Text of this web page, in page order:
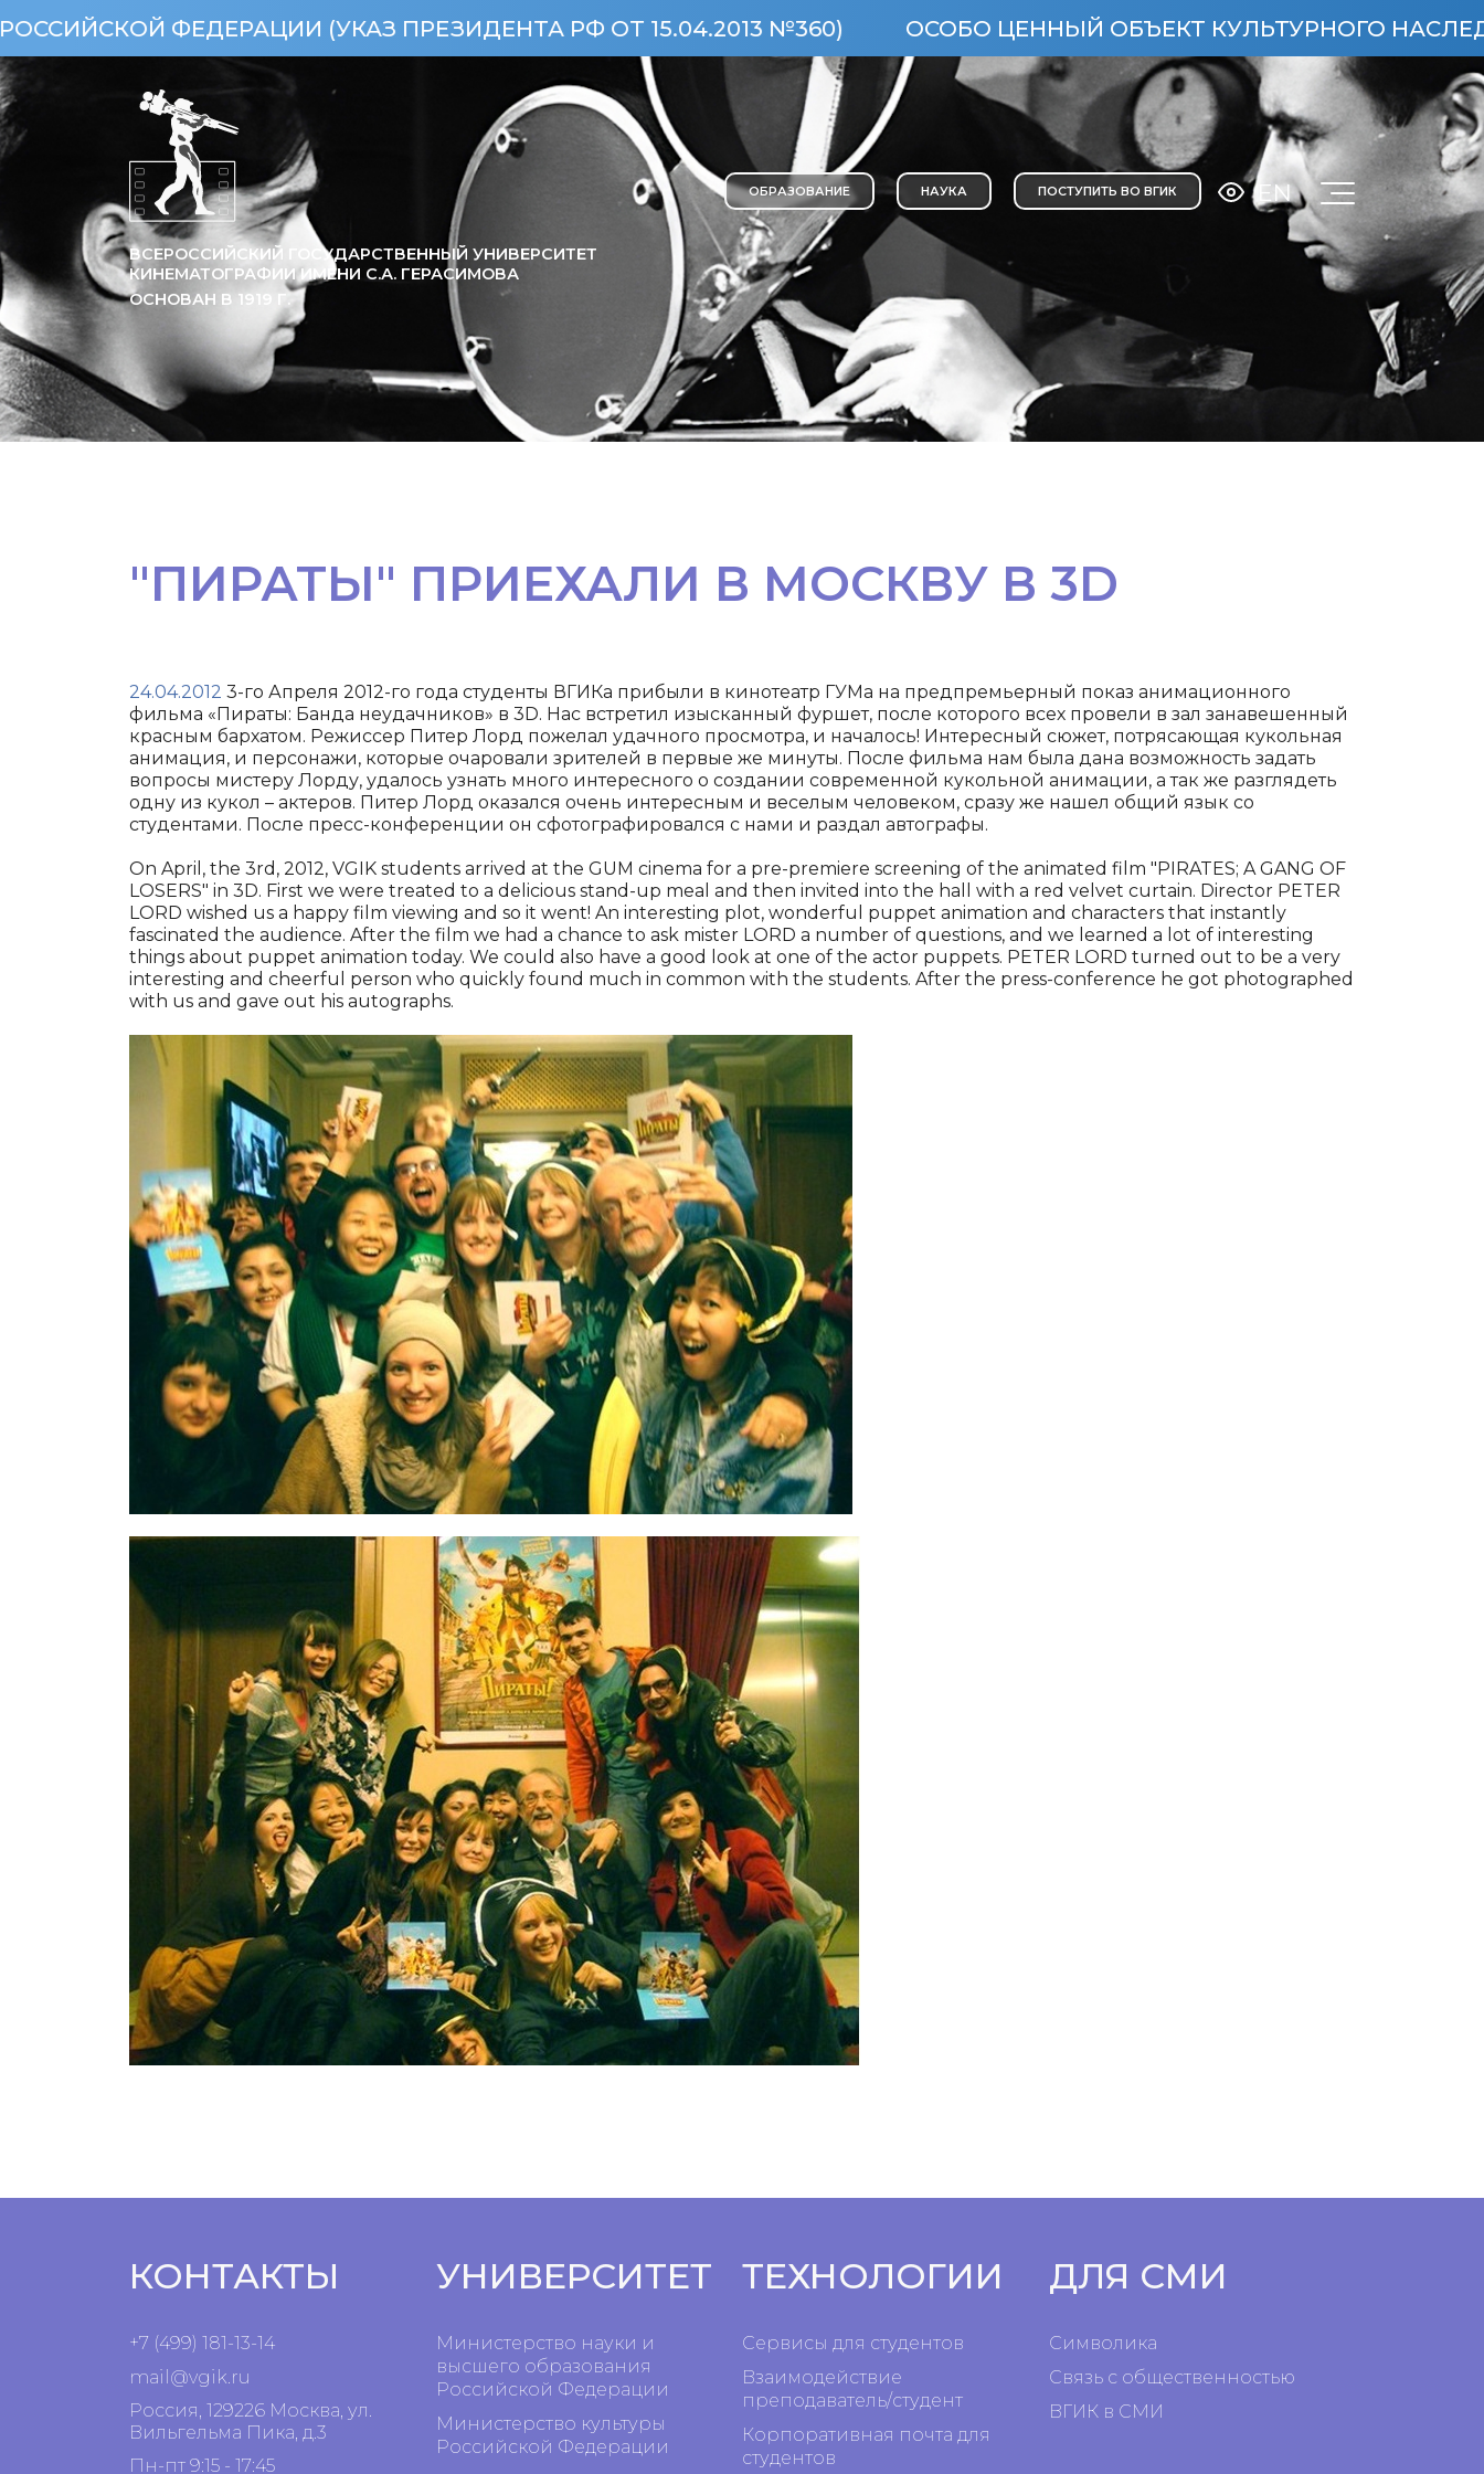
ФЕДЕРАЦИИ (УКАЗ ПРЕЗИДЕНТА РФ ОТ 15.04.2013 №360) ОСОБО ЦЕННЫЙ ОБЪЕКТ КУЛЬТУРНОГО НАСЛЕДИЯ
ВСЕРОССИЙСКИЙ ГОСУДАРСТВЕННЫЙ УНИВЕРСИТЕТ
КИНЕМАТОГРАФИИ ИМЕНИ С.А. ГЕРАСИМОВА
ОСНОВАН В 1919 Г.
ОБРАЗОВАНИЕ НАУКА ПОСТУПИТЬ ВО ВГИК EN
"ПИРАТЫ" ПРИЕХАЛИ В МОСКВУ В 3D
24.04.2012 3-го Апреля 2012-го года студенты ВГИКа прибыли в кинотеатр ГУМа на предпремьерный показ анимационного
фильма «Пираты: Банда неудачников» в 3D. Нас встретил изысканный фуршет, после которого всех провели в зал занавешенный
красным бархатом. Режиссер Питер Лорд пожелал удачного просмотра, и началось! Интересный сюжет, потрясающая кукольная
анимация, и персонажи, которые очаровали зрителей в первые же минуты. После фильма нам была дана возможность задать
вопросы мистеру Лорду, удалось узнать много интересного о создании современной кукольной анимации, а так же разглядеть
одну из кукол – актеров. Питер Лорд оказался очень интересным и веселым человеком, сразу же нашел общий язык со
студентами. После пресс-конференции он сфотографировался с нами и раздал автографы.
On April, the 3rd, 2012, VGIK students arrived at the GUM cinema for a pre-premiere screening of the animated film "PIRATES; A GANG OF
LOSERS" in 3D. First we were treated to a delicious stand-up meal and then invited into the hall with a red velvet curtain. Director PETER
LORD wished us a happy film viewing and so it went! An interesting plot, wonderful puppet animation and characters that instantly
fascinated the audience. After the film we had a chance to ask mister LORD a number of questions, and we learned a lot of interesting
things about puppet animation today. We could also have a good look at one of the actor puppets. PETER LORD turned out to be a very
interesting and cheerful person who quickly found much in common with the students. After the press-conference he got photographed
with us and gave out his autographs.
КОНТАКТЫ
+7 (499) 181-13-14
mail@vgik.ru
Россия, 129226 Москва, ул.
Вильгельма Пика, д.3
Пн-пт 9:15 - 17:45
УНИВЕРСИТЕТ
Министерство науки и
высшего образования
Российской Федерации
Министерство культуры
Российской Федерации
ТЕХНОЛОГИИ
Сервисы для студентов
Взаимодействие
преподаватель/студент
Корпоративная почта для
студентов
ДЛЯ СМИ
Символика
Связь с общественностью
ВГИК в СМИ